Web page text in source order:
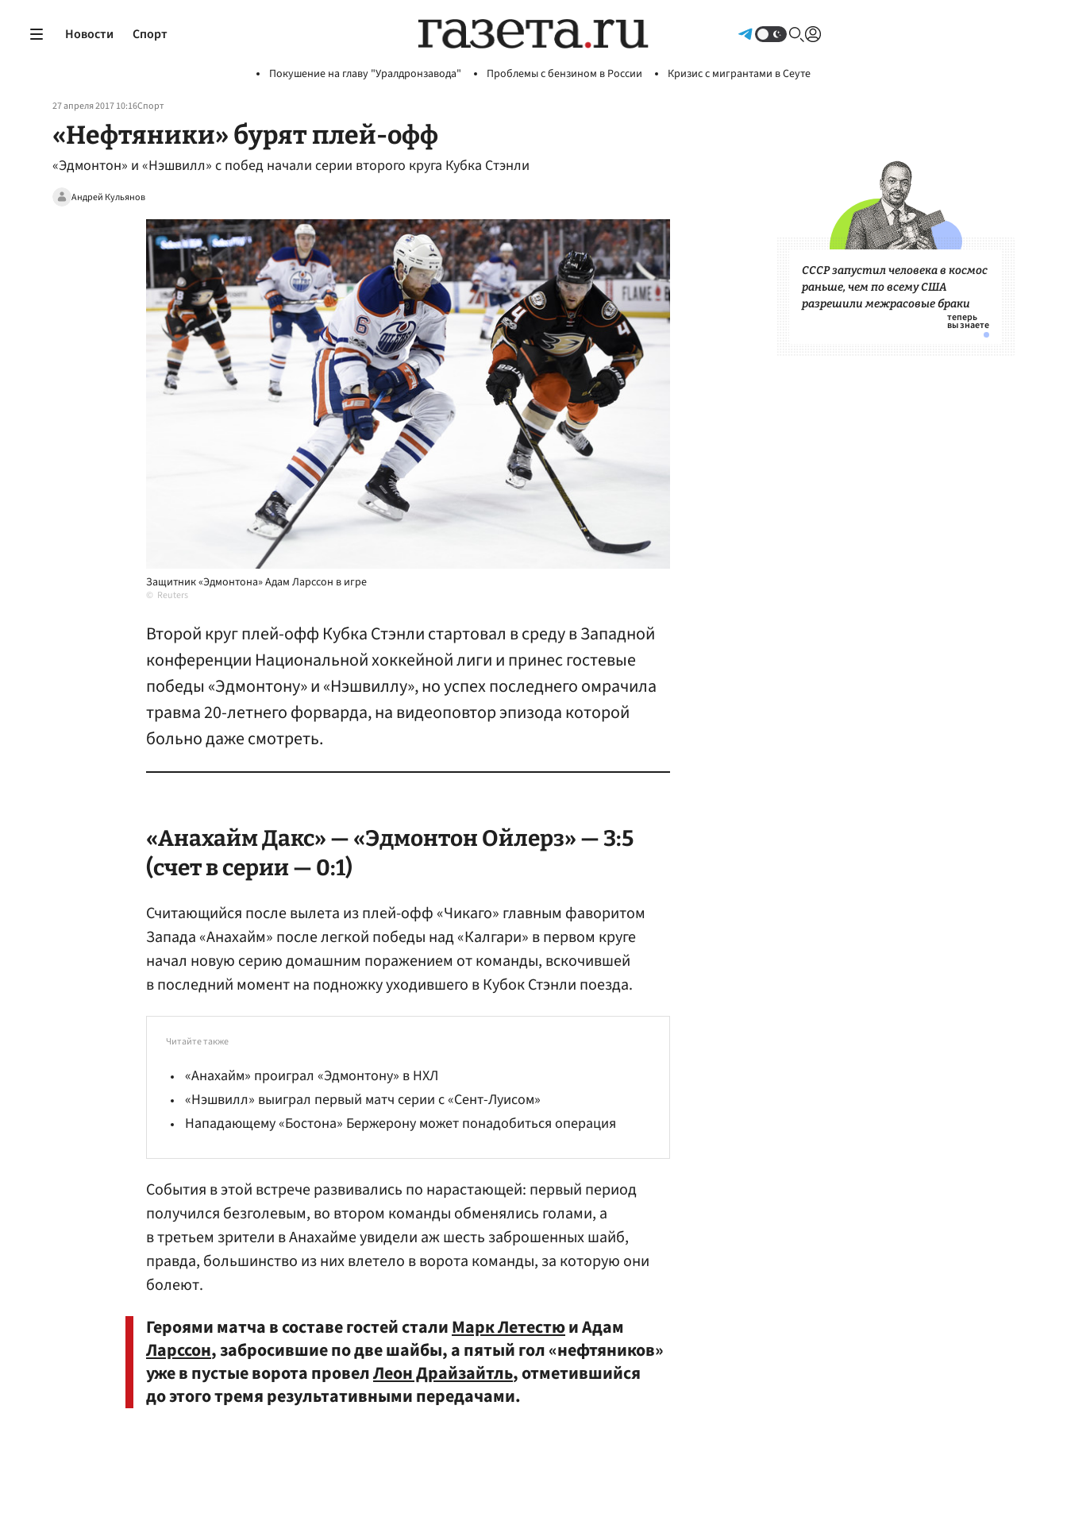
Новости Спорт
Покушение на главу "Уралдронзавода" Проблемы с бензином в России Кризис с мигрантами в Сеуте
27 апреля 2017 10:16Спорт
«Нефтяники» бурят плей-офф
«Эдмонтон» и «Нэшвилл» с побед начали серии второго круга Кубка Стэнли
Андрей Кульянов
Защитник «Эдмонтона» Адам Ларссон в игре
Reuters
Второй круг плей-офф Кубка Стэнли стартовал в среду в Западной
конференции Национальной хоккейной лиги и принес гостевые
победы «Эдмонтону» и «Нэшвиллу», но успех последнего омрачила
травма 20-летнего форварда, на видеоповтор эпизода которой
больно даже смотреть.
«Анахайм Дакс» — «Эдмонтон Ойлерз» — 3:5
(счет в серии — 0:1)
Считающийся после вылета из плей-офф «Чикаго» главным фаворитом
Запада «Анахайм» после легкой победы над «Калгари» в первом круге
начал новую серию домашним поражением от команды, вскочившей
в последний момент на подножку уходившего в Кубок Стэнли поезда.
Читайте также
«Анахайм» проиграл «Эдмонтону» в НХЛ
«Нэшвилл» выиграл первый матч серии с «Сент-Луисом»
Нападающему «Бостона» Бержерону может понадобиться операция
События в этой встрече развивались по нарастающей: первый период
получился безголевым, во втором команды обменялись голами, а
в третьем зрители в Анахайме увидели аж шесть заброшенных шайб,
правда, большинство из них влетело в ворота команды, за которую они
болеют.
Героями матча в составе гостей сталиМарк Летестюи Адам
Ларссон, забросившие по две шайбы, а пятый гол «нефтяников»
уже в пустые ворота провелЛеон Драйзайтль, отметившийся
до этого тремя результативными передачами.
СССР запустил человека в космос
раньше, чем по всему США
разрешили межрасовые браки